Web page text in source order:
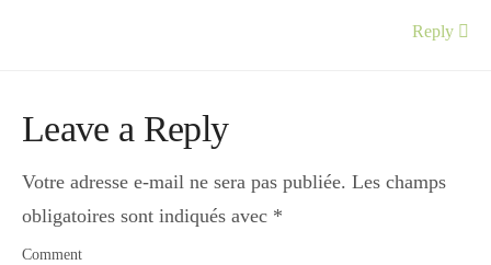
Reply
Leave a Reply
Votre adresse e-mail ne sera pas publiée. Les champs
obligatoires sont indiqués avec *
Comment